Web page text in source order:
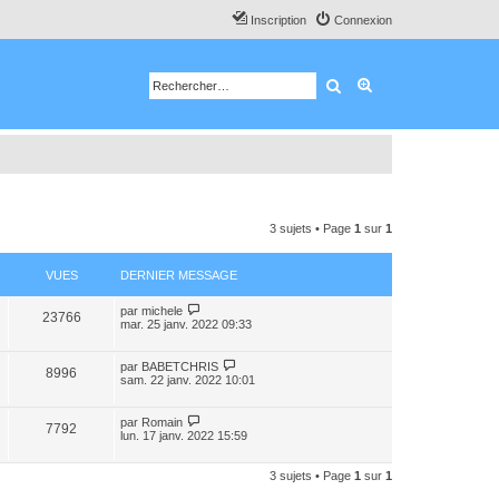
Connexion
Inscription
Rechercher
3 sujets • Page 1 sur 1
VUES DERNIER MESSAGE
23766 par michele
mar. 25 janv. 2022 09:33
8996 par BABETCHRIS
sam. 22 janv. 2022 10:01
7792 par Romain
lun. 17 janv. 2022 15:59
3 sujets • Page 1 sur 1